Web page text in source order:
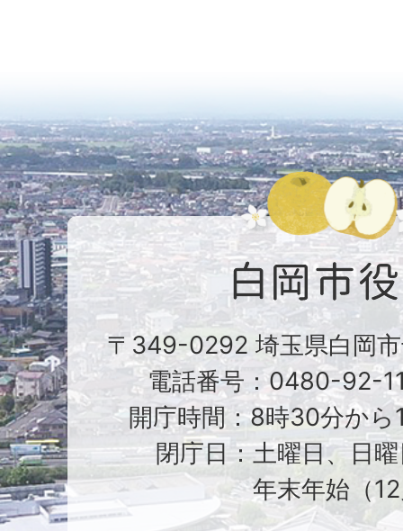
〒349-0292 埼玉県白岡
電話番号：0480-92-
開庁時間：8時30分から
閉庁日：土曜日、日
年末年始（